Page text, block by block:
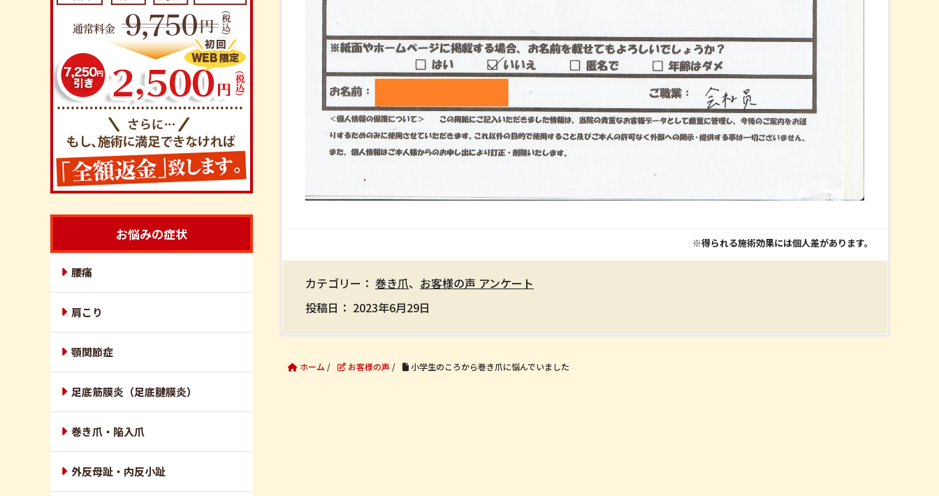
※得られる施術効果には個人差があります。
カテゴリー： 巻き爪、 お客様の声 アンケート
投稿日： 2023年6月29日
ホーム / お客様の声 / 小学生のころから巻き爪に悩んでいました
お悩みの症状
腰痛
肩こり
顎関節症
足底筋膜炎（足底腱膜炎）
巻き爪・陥入爪
外反母趾・内反小趾